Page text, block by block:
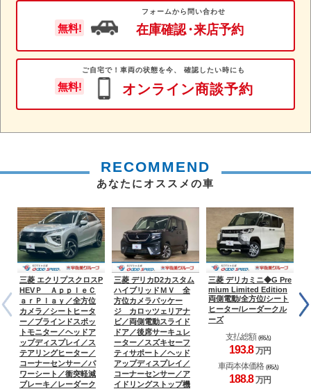
無料!
フォームから問い合わせ
在庫確認・来店予約
無料!
ご自宅で！車両の状態を今、 確認したい時にも
オンライン商談予約
RECOMMEND
あなたにオススメの車
三菱 エクリプスクロスP
HEVＰ ＡｐｐｌｅＣ
ａｒＰｌａｙ／全方位
カメラ／シートヒータ
ー／ブラインドスポッ
トモニター／ヘッドア
ップディスプレイ／ス
テアリングヒーター／
コーナーセンサー／パ
ワーシート／衝突軽減
ブレーキ／レーダーク
三菱 デリカD2カスタム
ハイブリッドＭＶ 全
方位カメラパッケー
ジ カロッツェリアナ
ビ／両側電動スライド
ドア／後席サーキュレ
ーター／スズキセーフ
ティサポート／ヘッド
アップディスプレイ／
コーナーセンサー／ア
イドリングストップ機
三菱 デリカミニ◆G Pre
mium Limited Edition
両側電動/全方位/シート
ヒーター/レーダークル
ーズ
支払総額 (税込)
193.8 万円
車両本体価格 (税込)
188.8 万円